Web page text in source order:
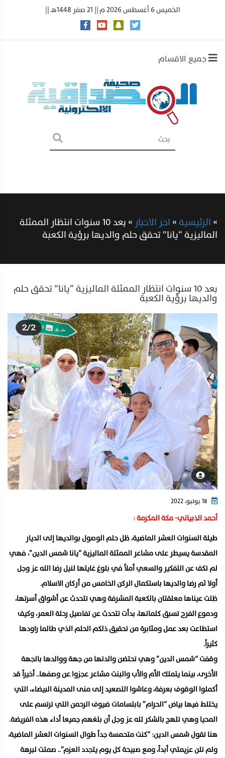
الخميس 6 أغسطس 2026 م || 21 صفر 1448هـ ||
جميع الاقسام
»الرئيسية»اخر الاخبار »
بعد 10 سنوات انتظار الممثلة
الماليزية “يانا” تحقق حلم والديها برؤية الكعبة
بعد 10 سنوات انتظار الممثلة الماليزية “يانا” تحقق حلم
والديها برؤية الكعبة
أحمد الذبياني- مكة المكرمة :
طيلة السنوات العشر الماضية، ظل حلم الوصول بوالديها إلى الديار
المقدسة يسيطر على مشاعر الممثلة الماليزية “يانا شمس الدين”، فهي
لم تكف عن التفكير والسعي أملاً في بلوغ غايتها لنيل رضا الله عز وجل
أولا ثم رضا والديها باستكمال الركن الخامس من أركان الاسلام.
ظلت عيناها معلقتان بالكعبة المشرفة وهي تتحدث عن أشواق أسرتها،
ودموع الفرح تسبق كلماتها، بدأت تتحدث عن تفاصيل رحلة العمر، وكيف
استطاعت بعد عمل ومثابرة من تحقيق ذلكم الحلم الذي طالما راودها
كثيراً.
وقفت “شمس الدين” وهي تحتضن والدتها من جهة ووالدها بالجهة
الأخرى، بينما يتملك الأم والأب والبنت مشاعر عجزوا عن وصفها.. أخيراً قد
أكملوا الوقوف بعرفة، وعاشوا التصعيد إلى منى المدينة البيضاء، التي
يختلط فيها بياض “الحرام” بابتسامات ضيوف الرحمن التي ترتسم على
المحيا وهي تلهج بالشكر لله عز وجل أن بلغهم جميعا أداء هذه الفريضة.
هنا تقول شمس الدين: “كنت متحمسة جداً طوال السنوات العشر الماضية،
ولم تلن عزيمتي أبداً، ومع صبيحة كل يوم يتجدد العزم”.. صمتت لبرهة